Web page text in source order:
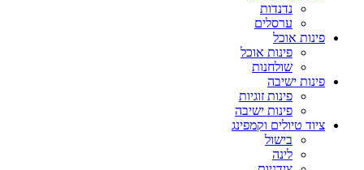
נדנדות
ערסלים
פינות אוכל
פינות אוכל
שולחנות
פינות ישיבה
פינות זוגיות
פינות ישיבה
ציוד טיולים וקמפינג
בישול
לינה